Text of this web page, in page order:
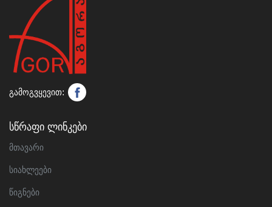
გამოგვყევით:
Სწრაფი Ლინკები
მთავარი
სიახლეები
წიგნები